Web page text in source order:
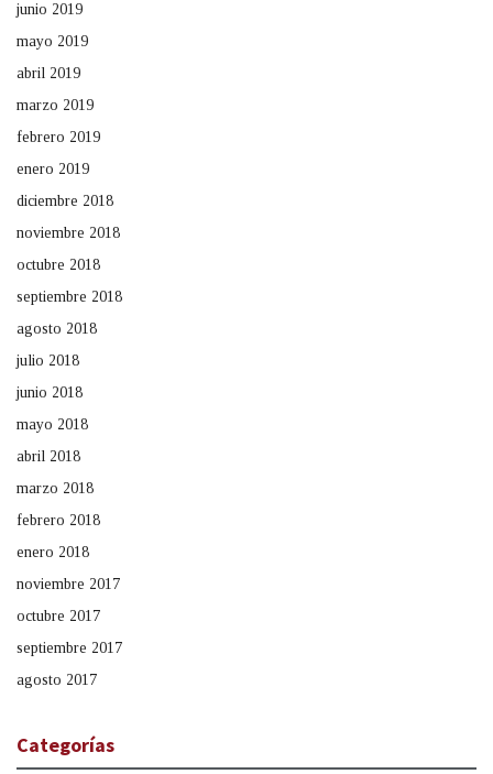
junio 2019
mayo 2019
abril 2019
marzo 2019
febrero 2019
enero 2019
diciembre 2018
noviembre 2018
octubre 2018
septiembre 2018
agosto 2018
julio 2018
junio 2018
mayo 2018
abril 2018
marzo 2018
febrero 2018
enero 2018
noviembre 2017
octubre 2017
septiembre 2017
agosto 2017
Categorías